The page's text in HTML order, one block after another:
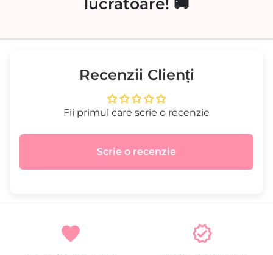
lucrătoare! 🚚
Recenzii Clienți
Fii primul care scrie o recenzie
Scrie o recenzie
favorite verified